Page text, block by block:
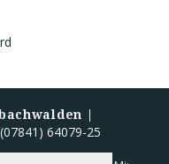
|
64079-25